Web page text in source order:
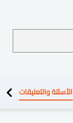
الأسئلة والتعليقات